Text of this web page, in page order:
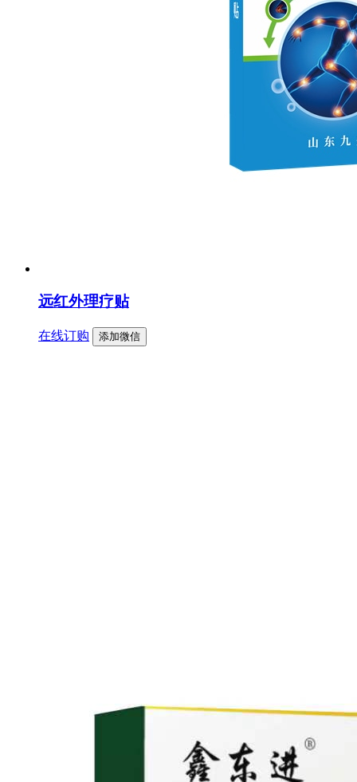
远红外理疗贴
在线订购 添加微信